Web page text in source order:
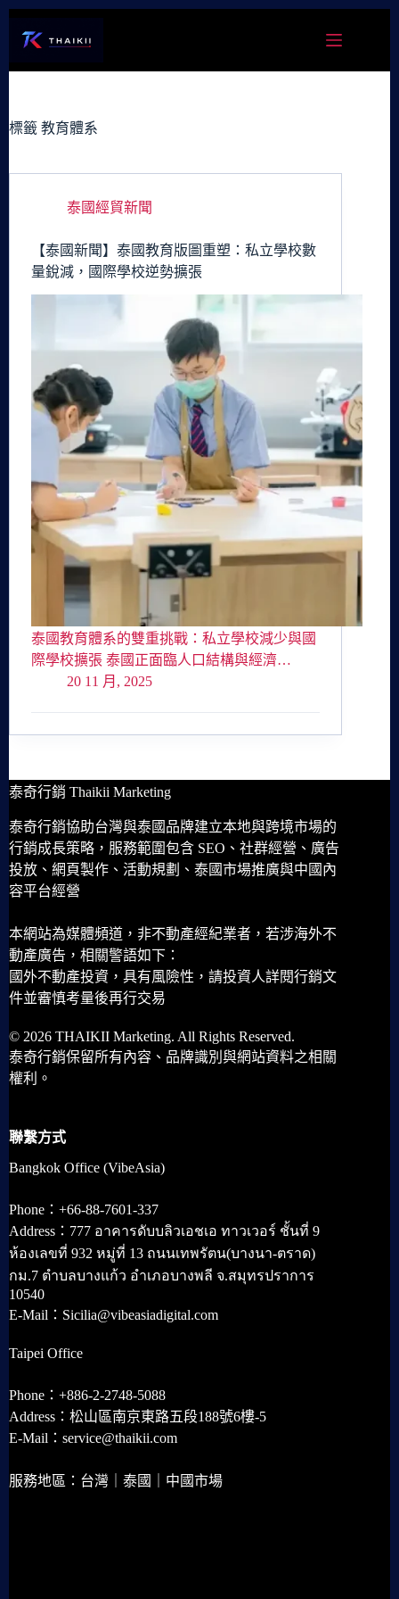
容
標籤 教育體系
泰國經貿新聞
【泰國新聞】泰國教育版圖重塑：私立學校數
量銳減，國際學校逆勢擴張
泰國教育體系的雙重挑戰：私立學校減少與國
際學校擴張 泰國正面臨人口結構與經濟…
20 11 月, 2025
泰奇行銷 Thaikii Marketing
泰奇行銷協助台灣與泰國品牌建立本地與跨境市場的
行銷成長策略，服務範圍包含 SEO、社群經營、廣告
投放、網頁製作、活動規劃、泰國市場推廣與中國內
容平台經營
本網站為媒體頻道，非不動產經紀業者，若涉海外不
動產廣告，相關警語如下：
國外不動產投資，具有風險性，請投資人詳閱行銷文
件並審慎考量後再行交易
© 2026 THAIKII Marketing. All Rights Reserved.
泰奇行銷保留所有內容、品牌識別與網站資料之相關
權利。
聯繫方式
Bangkok Office (VibeAsia)
Phone：+66-88-7601-337
Address：777 อาคารดับบลิวเอชเอ ทาวเวอร์ ชั้นที่ 9
ห้องเลขที่ 932 หมู่ที่ 13 ถนนเทพรัตน(บางนา-ตราด)
กม.7 ตำบลบางแก้ว อำเภอบางพลี จ.สมุทรปราการ
10540
E-Mail：Sicilia@vibeasiadigital.com
Taipei Office
Phone：+886-2-2748-5088
Address：松山區南京東路五段188號6樓-5
E-Mail：service@thaikii.com
服務地區：台灣｜泰國｜中國市場